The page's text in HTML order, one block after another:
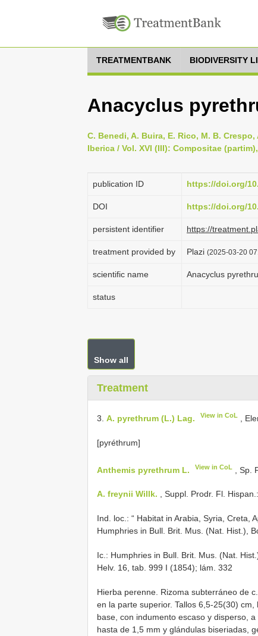
TREATMENTBANK BIODIVERSITY
Anacyclus
C. Benedi, A. Buira, E. Rico, M. B.
Iberica / Vol. XVI (III): Compositae
publication ID https://doi.org/
DOI https://doi.org/
persistent identifier https://
treatment provided by Plazi (2025-03-20
scientific name Anacyclus
status
Show all
Treatment
3. A. pyrethrum (L.) Lag. View in CoL ,
[pyréthrum]
Anthemis pyrethrum L. View in CoL , Sp.
A. freynii Willk. , Suppl. Prodr. Fl.
Ind. loc.: “ Habitat in Arabia, Syria, Creta,
Humphries in Bull. Brit. Mus. (Nat. Hist.),
Ic.: Humphries in Bull. Brit. Mus. (Nat.
Helv. 16, tab. 999 I (1854); lám. 332
Hierba perenne. Rizoma subterráneo de
en la parte superior. Tallos 6,5-25(30)
base, con indumento escaso y disperso,
hasta de 1,5 mm y glándulas biseriadas,